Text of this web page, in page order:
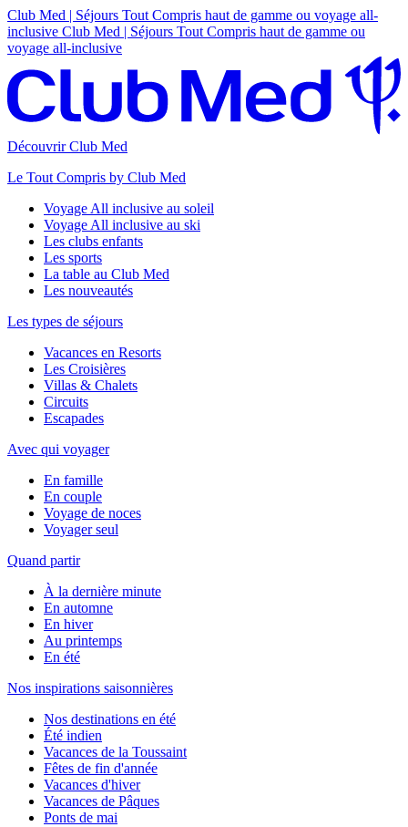
Club Med | Séjours Tout Compris haut de gamme ou voyage all-
inclusive Club Med | Séjours Tout Compris haut de gamme ou
voyage all-inclusive
Découvrir Club Med
Le Tout Compris by Club Med
Voyage All inclusive au soleil
Voyage All inclusive au ski
Les clubs enfants
Les sports
La table au Club Med
Les nouveautés
Les types de séjours
Vacances en Resorts
Les Croisières
Villas & Chalets
Circuits
Escapades
Avec qui voyager
En famille
En couple
Voyage de noces
Voyager seul
Quand partir
À la dernière minute
En automne
En hiver
Au printemps
En été
Nos inspirations saisonnières
Nos destinations en été
Été indien
Vacances de la Toussaint
Fêtes de fin d'année
Vacances d'hiver
Vacances de Pâques
Ponts de mai